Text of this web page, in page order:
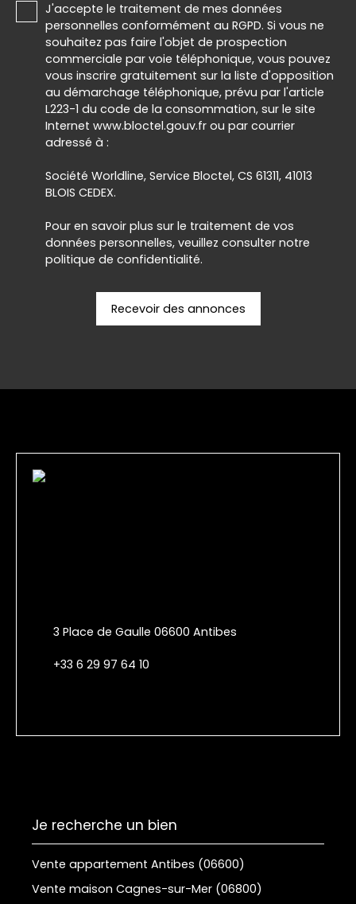
J'accepte le traitement de mes données
personnelles conformément au RGPD. Si vous ne
souhaitez pas faire l'objet de prospection
commerciale par voie téléphonique, vous pouvez
vous inscrire gratuitement sur la liste d'opposition
au démarchage téléphonique, prévu par l'article
L223-1 du code de la consommation, sur le site
Internet www.bloctel.gouv.fr ou par courrier
adressé à :
Société Worldline, Service Bloctel, CS 61311, 41013
BLOIS CEDEX.
Pour en savoir plus sur le traitement de vos
données personnelles, veuillez consulter notre
politique de confidentialité.
Recevoir des annonces
3 Place de Gaulle 06600 Antibes
+33 6 29 97 64 10
Je recherche un bien
Vente appartement Antibes (06600)
Vente maison Cagnes-sur-Mer (06800)